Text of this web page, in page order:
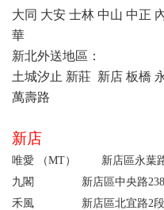
大同 大安 士林 中山 中正
華
新北外送地區：
土城汐止 新莊 新店 板橋
萬壽路
新店
唯愛 （MT） 新店區永葉
九閣 新店區中央路
禾風 新店區北宜路2段